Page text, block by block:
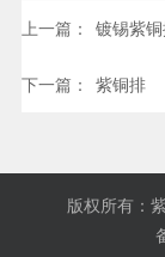
上一篇： 镀锡紫
下一篇： 紫铜排
版权所有：